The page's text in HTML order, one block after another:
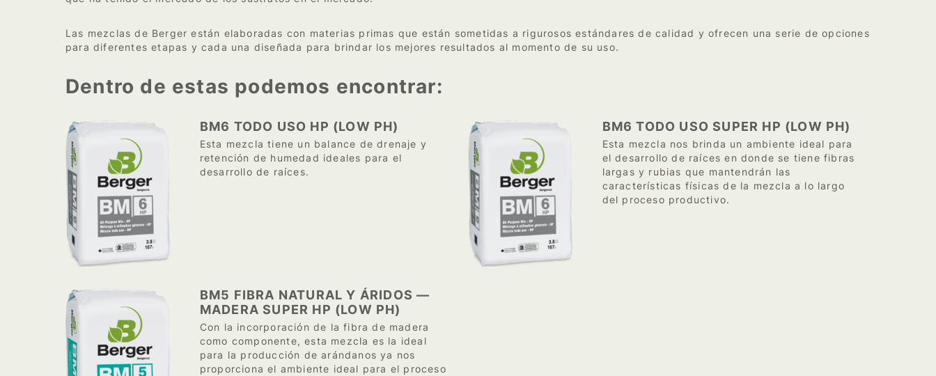
Las mezclas de Berger están elaboradas con materias primas que están sometidas a rigurosos estándares de calidad y ofrecen una serie de opciones
para diferentes etapas y cada una diseñada para brindar los mejores resultados al momento de su uso.
Dentro de estas podemos encontrar:
BM6 TODO USO HP (LOW PH)
Esta mezcla tiene un balance de drenaje y
retención de humedad ideales para el
desarrollo de raíces.
BM6 TODO USO SUPER HP (LOW PH)
Esta mezcla nos brinda un ambiente ideal para
el desarrollo de raíces en donde se tiene fibras
largas y rubias que mantendrán las
características físicas de la mezcla a lo largo
del proceso productivo.
BM5 FIBRA NATURAL Y ÁRIDOS —
MADERA SUPER HP (LOW PH)
Con la incorporación de la fibra de madera
como componente, esta mezcla es la ideal
para la producción de arándanos ya nos
proporciona el ambiente ideal para el proceso